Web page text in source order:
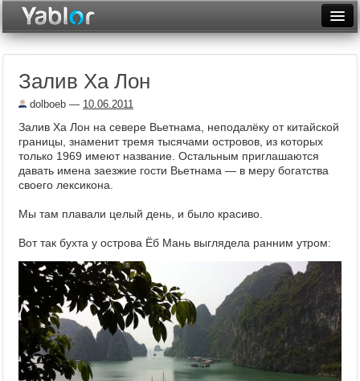
Рейтинги
Архив
Фототоп
Видеотоп
Залив Ха Лон
dolboeb — 10.06.2011
Залив Ха Лон на севере Вьетнама, неподалёку от китайской
границы, знаменит тремя тысячами островов, из которых
только 1969 имеют название. Остальным приглашаются
давать имена заезжие гости Вьетнама — в меру богатства
своего лексикона.
Мы там плавали целый день, и было красиво.
Вот так бухта у острова Ёб Мань выглядела ранним утром: